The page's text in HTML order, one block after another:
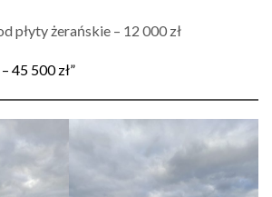
płyty żerańskie – 12 000 zł
45 500 zł”